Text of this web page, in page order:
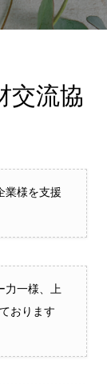
交流協
業様を支援
力一様、上
おります